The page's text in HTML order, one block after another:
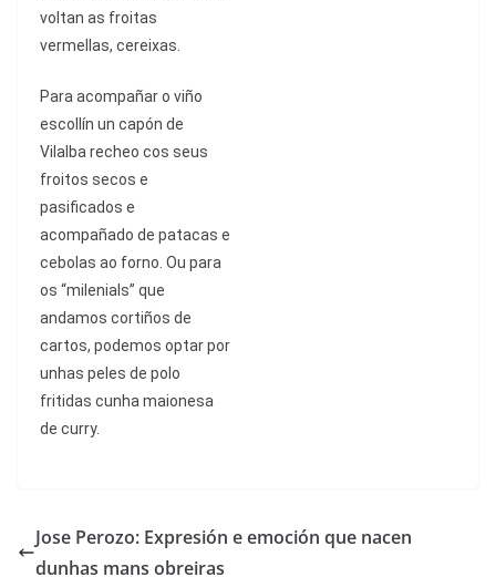
voltan as froitas
vermellas, cereixas.
Para acompañar o viño
escoll ín un capón de
Vilalba recheo cos seus
froitos secos e
pasificados e
acompañado de patacas e
cebolas ao forno. Ou para
os “milenials” que
andamos cortiños de
cartos, podemos optar por
unhas peles de polo
fritidas cunha maionesa
de curry.
Jose Perozo: Expresión e emoción que nacen
dunhas mans obreiras